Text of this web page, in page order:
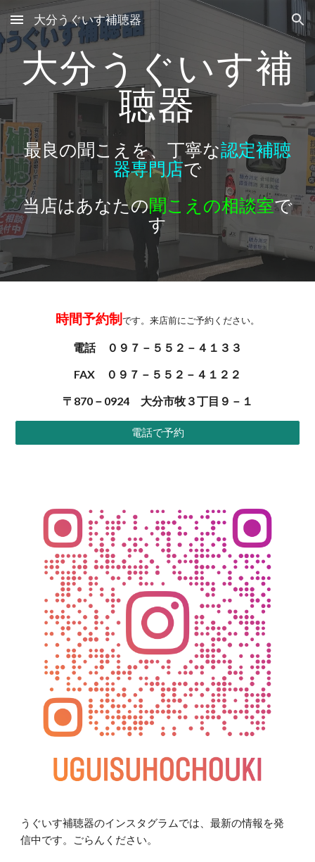
Skip to main content Skip to navigation
大分うぐいす補聴器
大分うぐいす補
聴器
最良の聞こえを、丁寧な認定補聴
器専門店で
当店はあなたの聞こえの相談室で
す
時間予約制 です。来店前にご予約ください。
電話 ０９７－５５２－４１３３
FAX ０９７－５５２－４１２２
〒870－0924 大分市牧３丁目９－１
電話で予約
うぐいす補聴器のインスタグラムでは、最新の情報を発
信中です。ごらんください。